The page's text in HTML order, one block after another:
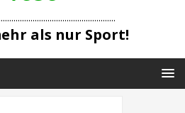
als nur Sport!